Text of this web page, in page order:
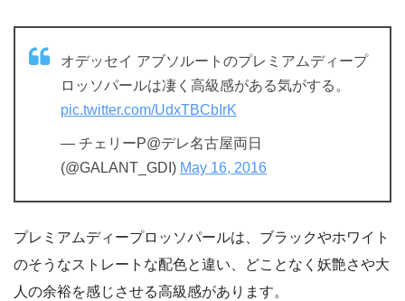
オデッセイ アブソルートのプレミアムディープ
ロッソパールは凄く高級感がある気がする。
pic.twitter.com/UdxTBCbIrK
— チェリーP@デレ名古屋両日
(@GALANT_GDI) May 16, 2016
プレミアムディープロッソパールは、ブラックやホワイト
のそうなストレートな配色と違い、どことなく妖艶さや大
人の余裕を感じさせる高級感があります。